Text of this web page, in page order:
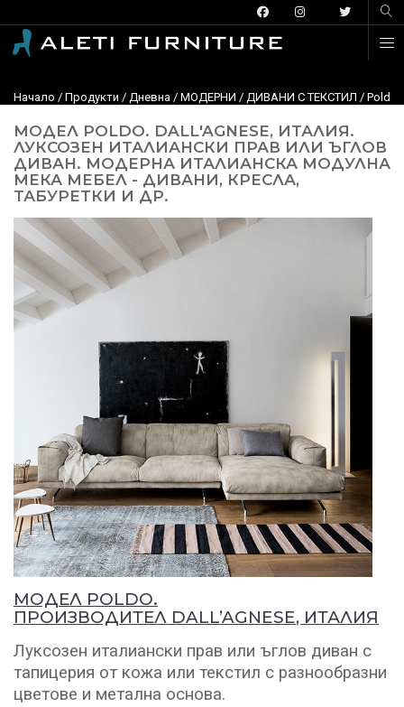
Начало / Продукти / Дневна / МОДЕРНИ / ДИВАНИ С ТЕКСТИЛ / Poldo,
МОДЕЛ POLDO. DALL'AGNESE, ИТАЛИЯ.
ЛУКСОЗЕН ИТАЛИАНСКИ ПРАВ ИЛИ ЪГЛОВ
ДИВАН. МОДЕРНА ИТАЛИАНСКА МОДУЛНА
МЕКА МЕБЕЛ - ДИВАНИ, КРЕСЛА,
ТАБУРЕТКИ И ДР.
МОДЕЛ POLDO.
ПРОИЗВОДИТЕЛ DALL’AGNESE, ИТАЛИЯ
Луксозен италиански прав или ъглов диван с
тапицерия от кожа или текстил с разнообразни
цветове и метална основа.